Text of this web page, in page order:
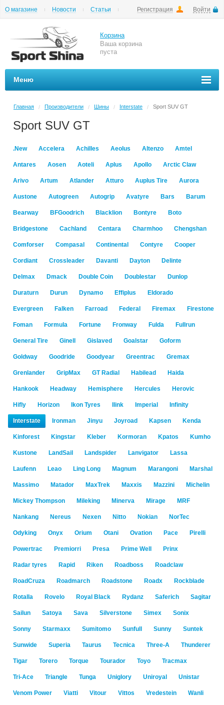
Регистрация Войти
О магазине Новости
Статьи
Корзина
Ваша корзина
пуста
Меню
Главная / Производители / Шины / Interstate / Sport SUV GT
Sport SUV GT
.New Accelera Achilles Aeolus Altenzo Amtel
Antares Aosen Aoteli Aplus Apollo Arctic Claw
Arivo Artum Atlander Atturo Auplus Tire Aurora
Austone Autogreen Autogrip Avatyre Bars Barum
Bearway BFGoodrich Blacklion Bontyre Boto
Bridgestone Cachland Centara Charmhoo Chengshan
Comforser Compasal Continental Contyre Cooper
Cordiant Crossleader Davanti Dayton Delinte
Delmax Dmack Double Coin Doublestar Dunlop
Duraturn Durun Dynamo Effiplus Eldorado
Evergreen Falken Farroad Federal Firemax Firestone
Foman Formula Fortune Fronway Fulda Fullrun
General Tire Ginell Gislaved Goalstar Goform
Goldway Goodride Goodyear Greentrac Gremax
Grenlander GripMax GT Radial Habilead Haida
Hankook Headway Hemisphere Hercules Herovic
Hifly Horizon Ikon Tyres Ilink Imperial Infinity
Interstate Ironman Jinyu Joyroad Kapsen Kenda
Kinforest Kingstar Kleber Kormoran Kpatos Kumho
Kustone LandSail Landspider Lanvigator Lassa
Laufenn Leao Ling Long Magnum Marangoni Marshal
Massimo Matador MaxTrek Maxxis Mazzini Michelin
Mickey Thompson Mileking Minerva Mirage MRF
Nankang Nereus Nexen Nitto Nokian NorTec
Odyking Onyx Orium Otani Ovation Pace Pirelli
Powertrac Premiorri Presa Prime Well Prinx
Radar tyres Rapid Riken Roadboss Roadclaw
RoadCruza Roadmarch Roadstone Roadx Rockblade
Rotalla Rovelo Royal Black Rydanz Saferich Sagitar
Sailun Satoya Sava Silverstone Simex Sonix
Sonny Starmaxx Sumitomo Sunfull Sunny Suntek
Sunwide Superia Taurus Tecnica Three-A Thunderer
Tigar Torero Torque Tourador Toyo Tracmax
Tri-Ace Triangle Tunga Uniglory Uniroyal Unistar
Venom Power Viatti Vitour Vittos Vredestein Wanli